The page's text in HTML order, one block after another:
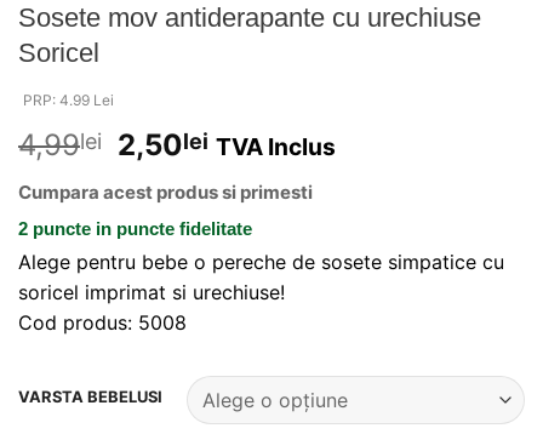
Sosete mov antiderapante cu urechiuse
Soricel
PRP: 4.99 Lei
4,99lei 2,50lei TVA Inclus
Cumpara acest produs si primesti
2 puncte in puncte fidelitate
Alege pentru bebe o pereche de sosete simpatice cu
soricel imprimat si urechiuse!
Cod produs: 5008
VARSTA BEBELUSI